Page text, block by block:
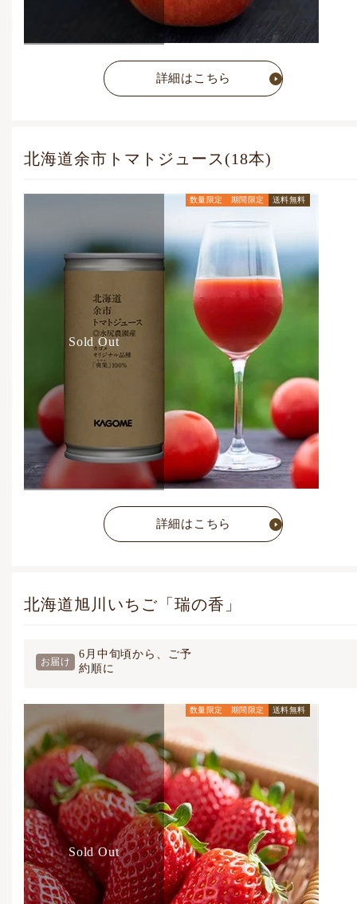
詳細はこちら
北海道余市トマトジュース(18本)
Sold Out
数量限定 期間限定 送料無料
通常価格
5,832 円 (税込)
詳細はこちら
北海道旭川いちご「瑞の香」
お届け
6月中旬頃から、ご予
約順に
Sold Out
数量限定 期間限定 送料無料
5,724 円 (税込)